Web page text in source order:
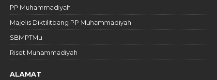
PP Muhammadiyah
Majelis Diktilitbang PP Muhammadiyah
SBMPTMu
Riset Muhammadiyah
ALAMAT